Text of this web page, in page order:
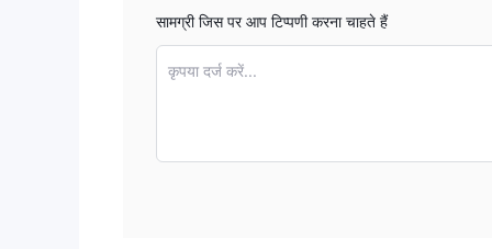
व्यापार या निवेश करने वाले व्यक्तियों के लिए एक उत्कृष्ट विकल्प है।
व्यवसायों के पास भरोसेमंद और प्रभावी व्यापारिक वातावरण
सामग्री जिस पर आप टिप्पणी करना चाहते हैं
कृपया दर्ज करें...